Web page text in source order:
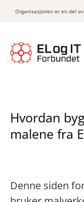
Organisasjonen er en del av
Hvordan
malene fra
Denne siden